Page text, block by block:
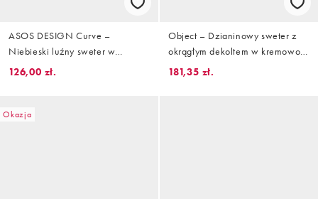
ASOS DESIGN Curve –
Niebieski luźny sweter w
rozmyty kwiatowy wzór
126,00 zł.
Object – Dzianinowy sweter z
okrągłym dekoltem w kremowo-
czarne paski
181,35 zł.
Okazja